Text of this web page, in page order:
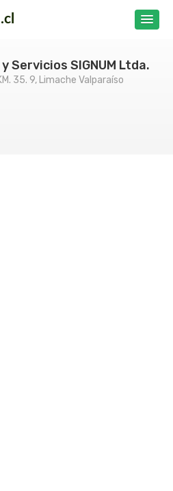
Servicios SIGNUM Ltda.
35. 9, Limache Valparaíso